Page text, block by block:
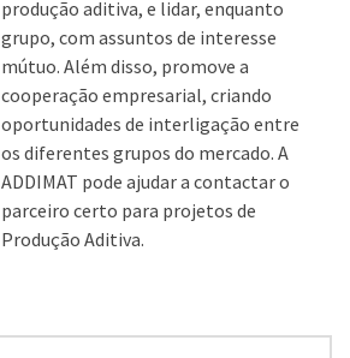
produção aditiva, e lidar, enquanto
grupo, com assuntos de interesse
mútuo. Além disso, promove a
cooperação empresarial, criando
oportunidades de interligação entre
os diferentes grupos do mercado. A
ADDIMAT pode ajudar a contactar o
parceiro certo para projetos de
Produção Aditiva.